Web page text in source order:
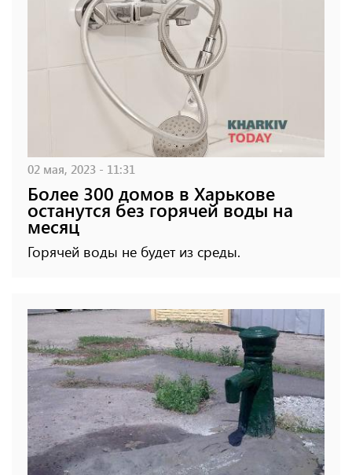
02 мая, 2023 - 11:31
Более 300 домов в Харькове
останутся без горячей воды на
месяц
Горячей воды не будет из среды.